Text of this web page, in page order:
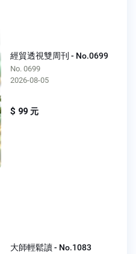
經貿透視雙周刊 - No.0699
No. 0699
2026-08-05
$ 99 元
大師輕鬆讀 - No.1083